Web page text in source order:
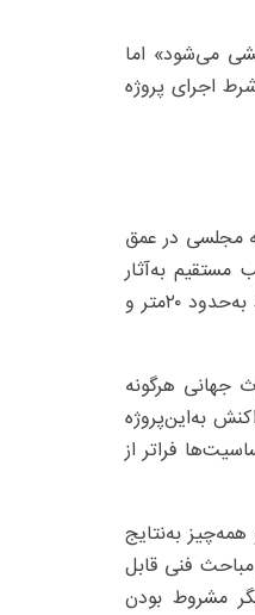
می‌شود» اما
اجرای پروژه
علامه مجلسی در عمق
مستقیم به‌آثار
تاریخی حداقل است. با این‌حال همین مسیر از حریم مسجد جامع عبور می‌کند و فاصله آن در برخی نقاط به‌حدود ۲۰متر و
جهانی هرگونه
به‌این‌پروژه
فراتر از
به‌نتایج
فنی قابل
مشروط بودن